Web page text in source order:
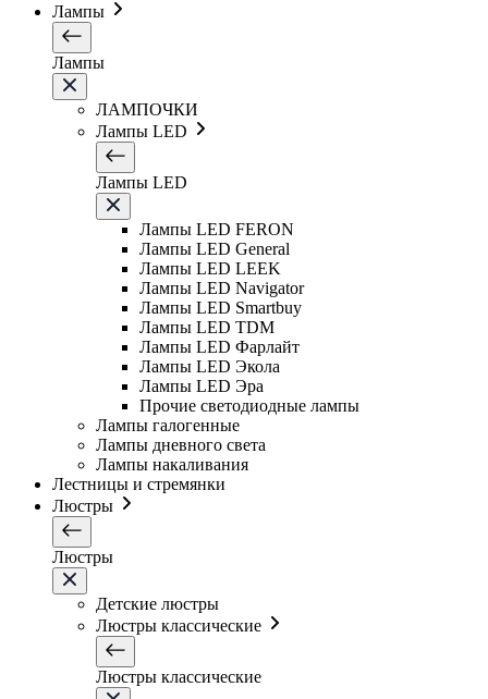
Лампы
Лампы
ЛАМПОЧКИ
Лампы LED
Лампы LED
Лампы LED FERON
Лампы LED General
Лампы LED LEEK
Лампы LED Navigator
Лампы LED Smartbuy
Лампы LED TDM
Лампы LED Фарлайт
Лампы LED Экола
Лампы LED Эра
Прочие светодиодные лампы
Лампы галогенные
Лампы дневного света
Лампы накаливания
Лестницы и стремянки
Люстры
Люстры
Детские люстры
Люстры классические
Люстры классические